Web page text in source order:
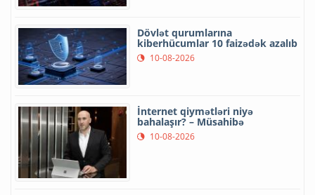
Dövlət qurumlarına
kiberhücumlar 10 faizədək azalıb
10-08-2026
İnternet qiymətləri niyə
bahalaşır? – Müsahibə
10-08-2026